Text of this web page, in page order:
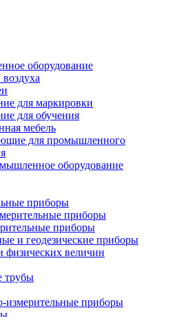
оборудование
для маркировки
для обучения
мебель
для промышленного
оборудование
приборы
приборы
приборы
и геодезические приборы
физических величин
трубы
измерительные приборы